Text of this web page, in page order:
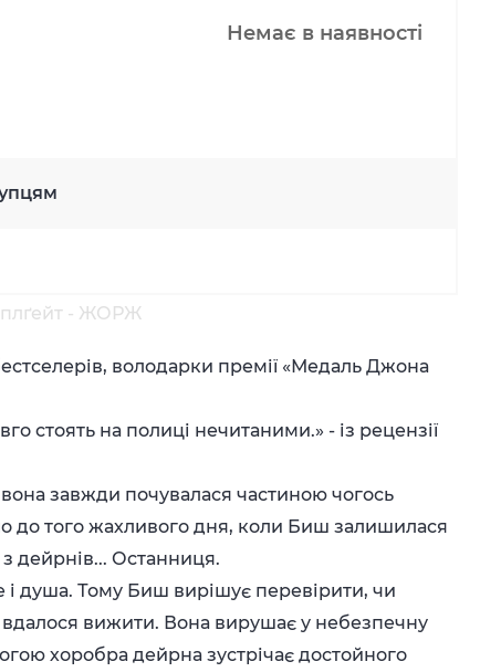
Немає в наявності
- ЖОРЖ
володарки премії «Медаль Джона
стоять на полиці нечитаними.» - із рецензії
завжди почувалася частиною чогось
до того жахливого дня, коли Биш залишилася
дейрнів... Останниця.
і душа. Тому Биш вирішує перевірити, чи
вдалося вижити. Вона вирушає у небезпечну
хоробра дейрна зустрічає достойного